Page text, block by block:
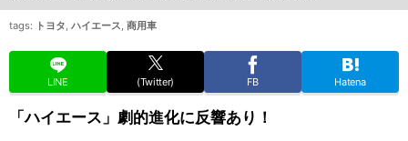
tags: トヨタ, ハイエース, 商用車
LINE (Twitter) FB Hatena
「ハイエース」劇的進化に反響あり！